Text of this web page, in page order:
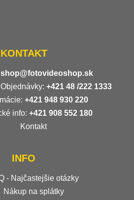
KONTAKT
shop@fotovideoshop.sk
+421 48 /222 1333
+421 948 930 220
info: +421 908 552 180
Kontakt
INFO
- Najčastejšie otázky
Nákup na splátky